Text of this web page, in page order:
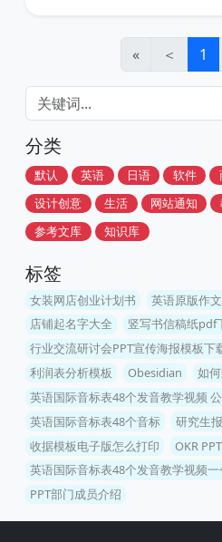
« ＜ 1
分类
默认 英语 日语 软件
设计创意
生活 网站通知
参考文库
知识库
标签
女装网店创业计划书 英语原版作
店铺起名字大全
竖写书信稿纸pdf
行业交流研讨会PPT宣传海报模板下
利润表分析模板
Obesidian
如
英语国际音标表48个发音教学视频
英语国际音标表48个音标
研究生
收据模板电子版怎么打印
OKR
英语国际音标表48个发音教学视频
PPT部门成员介绍